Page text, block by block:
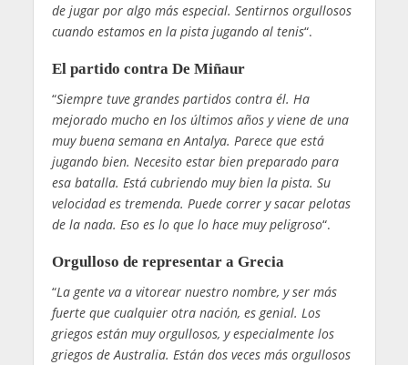
de jugar por algo más especial. Sentirnos orgullosos
cuando estamos en la pista jugando al tenis“.
El partido contra De Miñaur
“Siempre tuve grandes partidos contra él. Ha
mejorado mucho en los últimos años y viene de una
muy buena semana en Antalya. Parece que está
jugando bien. Necesito estar bien preparado para
esa batalla. Está cubriendo muy bien la pista. Su
velocidad es tremenda. Puede correr y sacar pelotas
de la nada. Eso es lo que lo hace muy peligroso“.
Orgulloso de representar a Grecia
“La gente va a vitorear nuestro nombre, y ser más
fuerte que cualquier otra nación, es genial. Los
griegos están muy orgullosos, y especialmente los
griegos de Australia. Están dos veces más orgullosos